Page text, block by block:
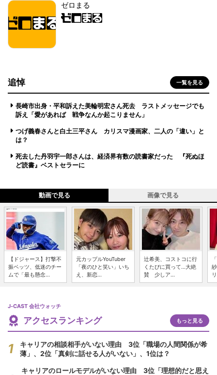
ゼロまる
追悼 一覧を見る
長崎市出身・平和訴えた美輪明宏さん死去 ラストメッセージでも
訴え「愛があれば 戦争なんか起こりません」
つげ義春さんと白土三平さん カリスマ漫画家、二人の「違い」と
は？
死去した丹羽宇一郎さんは、経済界有数の読書家だった 『死ぬほ
ど読書』ベストセラーに
動画で見る 画像で見る
【ドジャース】打撃不
振ベッツ、低迷のチー
ムで「最も懸念...
元カップルYouTuber
「夜のひと笑い」いち
え、新恋...
辻希美、コストコに行
くたびに買って...大絶
賛 少しア...
J-CAST 会社ウォッチ
アクセスランキング もっと見る
キャリアの相談相手がいない理由 3位「職場の人間関係が希
薄」、2位「真剣に話せる人がいない」、1位は？
キャリアのロールモデルがいない理由 3位「理想的だと思え